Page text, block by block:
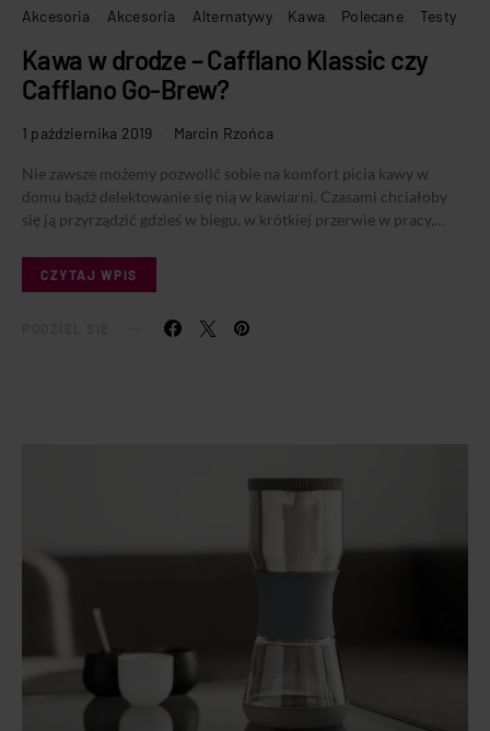
Akcesoria Akcesoria Alternatywy Kawa Polecane Testy
Kawa w drodze – Cafflano Klassic czy
Cafflano Go-Brew?
1 października 2019 Marcin Rzońca
Nie zawsze możemy pozwolić sobie na komfort picia kawy w
domu bądź delektowanie się nią w kawiarni. Czasami chciałoby
się ją przyrządzić gdzieś w biegu, w krótkiej przerwie w pracy,…
CZYTAJ WPIS